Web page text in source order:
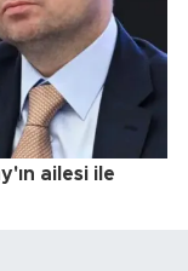
ailesi ile